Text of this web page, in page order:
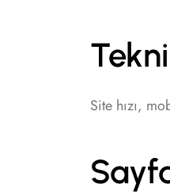
Site hızı,